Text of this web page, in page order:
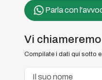
Parla con
Vi chiameremo
Compilate i dati qui sotto